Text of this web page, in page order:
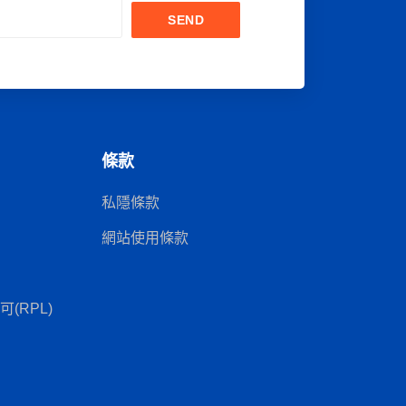
SEND
(RPL)
條款
私隱條款
網站使用條款